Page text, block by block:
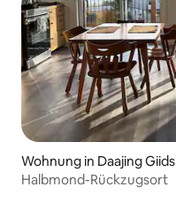
Wohnung in Daajing Giids
Halbmond-Rückzugsort